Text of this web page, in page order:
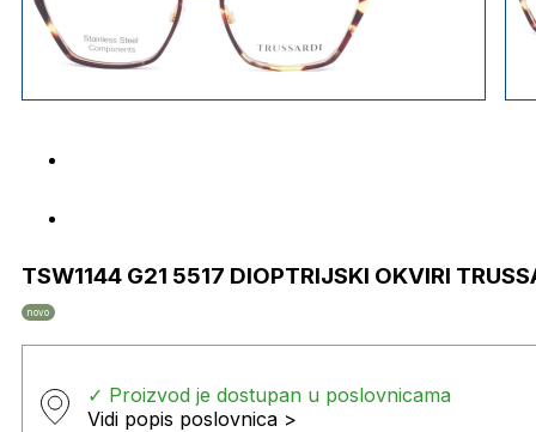
TSW1144 G21 5517 DIOPTRIJSKI OKVIRI
novo
✓ Proizvod je dostupan u poslovnicama
Vidi popis poslovnica >